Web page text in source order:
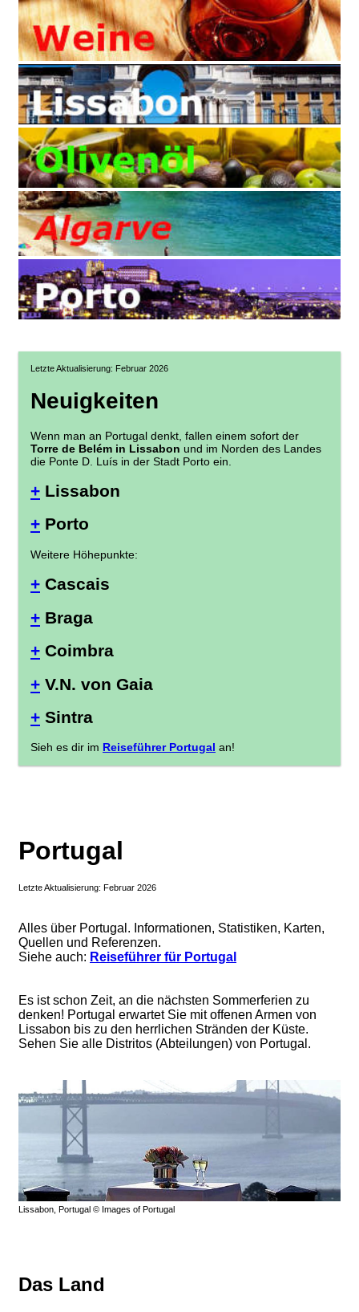
Letzte Aktualisierung: Februar 2026
Neuigkeiten
Wenn man an Portugal denkt, fallen einem sofort der
Torre de Belém in Lissabon und im Norden des Landes
die Ponte D. Luís in der Stadt Porto ein.
+ Lissabon
+ Porto
Weitere Höhepunkte:
+ Cascais
+ Braga
+ Coimbra
+ V.N. von Gaia
+ Sintra
Sieh es dir im Reiseführer Portugal an!
Portugal
Letzte Aktualisierung: Februar 2026
Alles über Portugal. Informationen, Statistiken, Karten,
Quellen und Referenzen.
Siehe auch: Reiseführer für Portugal
Es ist schon Zeit, an die nächsten Sommerferien zu
denken! Portugal erwartet Sie mit offenen Armen von
Lissabon bis zu den herrlichen Stränden der Küste.
Sehen Sie alle Distritos (Abteilungen) von Portugal.
Lissabon, Portugal © Images of Portugal
Das Land